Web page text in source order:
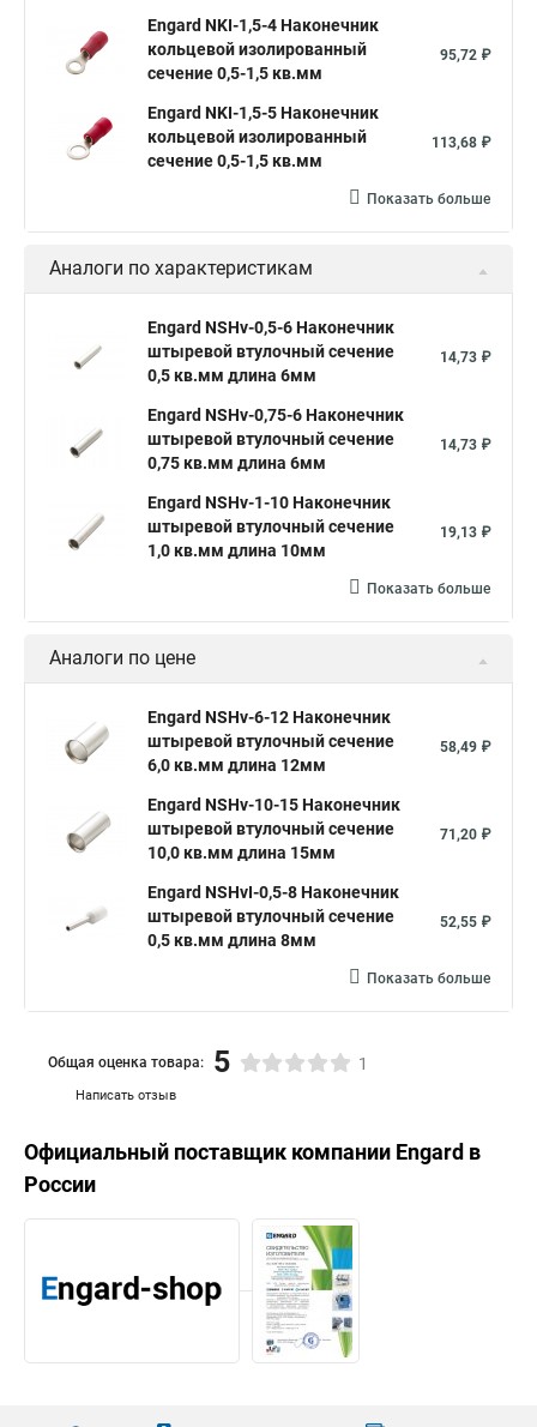
Engard NKI-1,5-4 Наконечник
кольцевой изолированный
сечение 0,5-1,5 кв.мм
95,72 ₽
Engard NKI-1,5-5 Наконечник
кольцевой изолированный
сечение 0,5-1,5 кв.мм
113,68 ₽
Показать больше
Аналоги по характеристикам
Engard NSHv-0,5-6 Наконечник
штыревой втулочный сечение
0,5 кв.мм длина 6мм
14,73 ₽
Engard NSHv-0,75-6 Наконечник
штыревой втулочный сечение
0,75 кв.мм длина 6мм
14,73 ₽
Engard NSHv-1-10 Наконечник
штыревой втулочный сечение
1,0 кв.мм длина 10мм
19,13 ₽
Показать больше
Аналоги по цене
Engard NSHv-6-12 Наконечник
штыревой втулочный сечение
6,0 кв.мм длина 12мм
58,49 ₽
Engard NSHv-10-15 Наконечник
штыревой втулочный сечение
10,0 кв.мм длина 15мм
71,20 ₽
Engard NSHvI-0,5-8 Наконечник
штыревой втулочный сечение
0,5 кв.мм длина 8мм
52,55 ₽
Показать больше
Написать отзыв
Общая оценка товара: 5 1
Официальный поставщик компании Engard в
России